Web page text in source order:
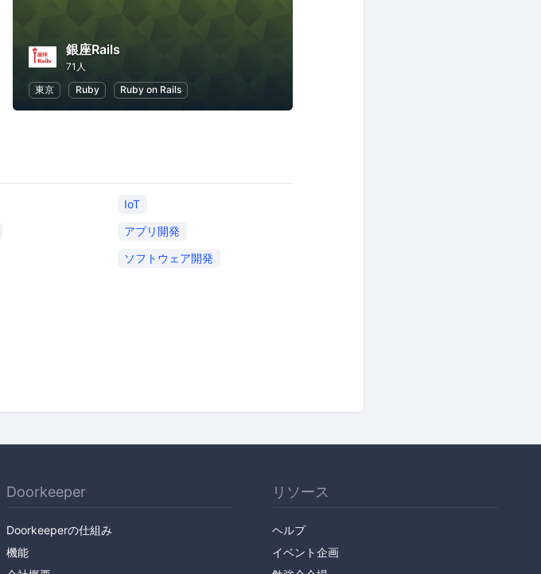
銀座Rails
71人
東京
Ruby Ruby on Rails
IoT
アプリ開発
ソフトウェア開発
Doorkeeper
Doorkeeperの仕組み
機能
リソース
ヘルプ
イベント企画